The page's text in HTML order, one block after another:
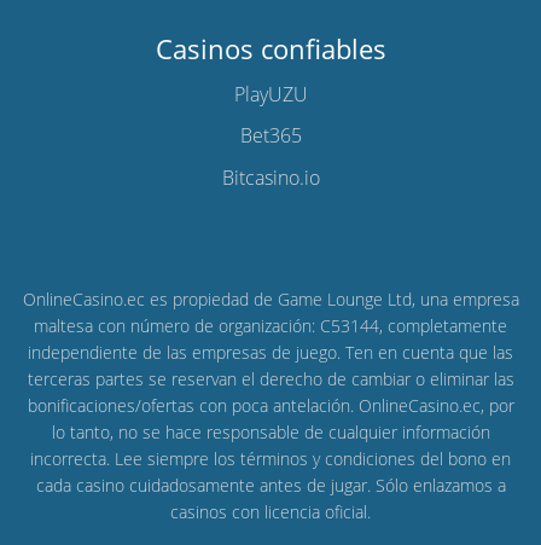
Casinos confiables
PlayUZU
Bet365
Bitcasino.io
OnlineCasino.ec es propiedad de Game Lounge Ltd, una empresa
maltesa con número de organización: C53144, completamente
independiente de las empresas de juego. Ten en cuenta que las
terceras partes se reservan el derecho de cambiar o eliminar las
bonificaciones/ofertas con poca antelación. OnlineCasino.ec, por
lo tanto, no se hace responsable de cualquier información
incorrecta. Lee siempre los términos y condiciones del bono en
cada casino cuidadosamente antes de jugar. Sólo enlazamos a
casinos con licencia oficial.